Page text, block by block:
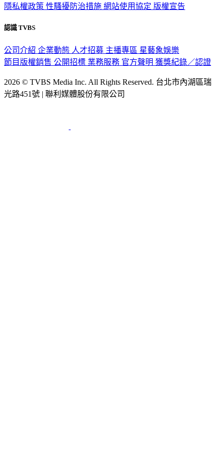
隱私權政策 性騷擾防治措施 網站使用協定 版權宣告
認識 TVBS
公司介紹 企業動態 人才招募 主播專區 星藝象娛樂
節目版權銷售 公開招標 業務服務 官方聲明 獲獎紀錄／認證
2026 © TVBS Media Inc. All Rights Reserved. 台北市內湖區瑞
光路451號 | 聯利媒體股份有限公司